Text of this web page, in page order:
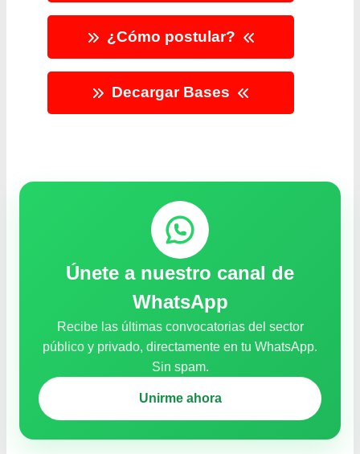
¿Cómo postular?
Decargar Bases
Únete a nuestro canal de
WhatsApp
Recibe las últimas convocatorias del sector
público y privado, directamente en tu WhatsApp.
Sin spam.
Unirme ahora